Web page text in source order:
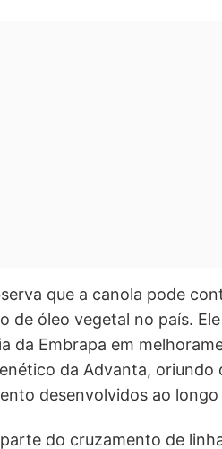
que a canola pode
de óleo vegetal no país.
da Embrapa em
da Advanta,
desenvolvidos ao
do cruzamento de